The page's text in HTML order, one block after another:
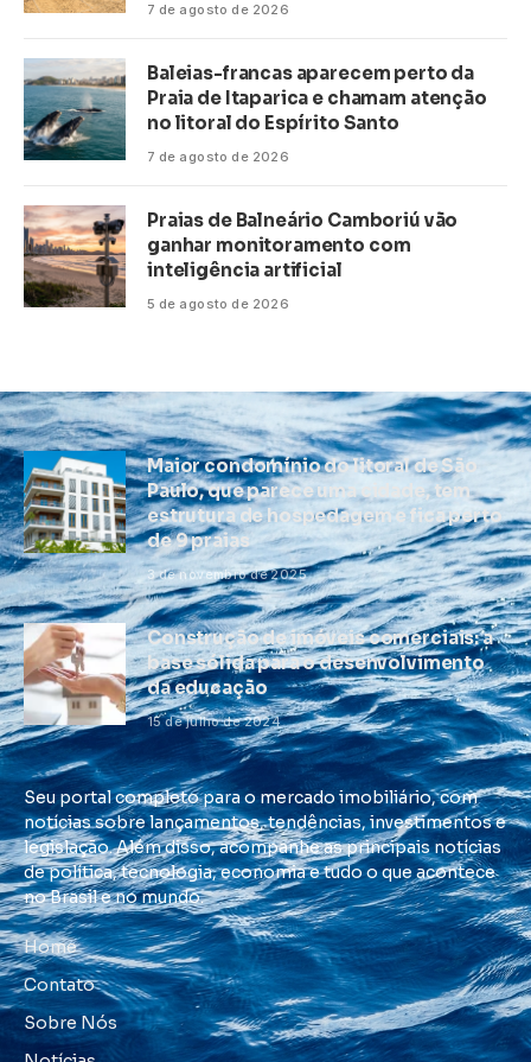
7 de agosto de 2026
Baleias-francas aparecem perto da
Praia de Itaparica e chamam atenção
no litoral do Espírito Santo
7 de agosto de 2026
Praias de Balneário Camboriú vão
ganhar monitoramento com
inteligência artificial
5 de agosto de 2026
Maior condomínio do litoral de São
Paulo, que parece uma cidade, tem
estrutura de hospedagem e fica perto
de 9 praias
3 de novembro de 2025
Construção de imóveis comerciais: a
base sólida para o desenvolvimento
da educação
15 de julho de 2024
Seu portal completo para o mercado imobiliário, com
notícias sobre lançamentos, tendências, investimentos e
legislação. Além disso, acompanhe as principais notícias
de política, tecnologia, economia e tudo o que acontece
no Brasil e no mundo.
Home
Contato
Sobre Nós